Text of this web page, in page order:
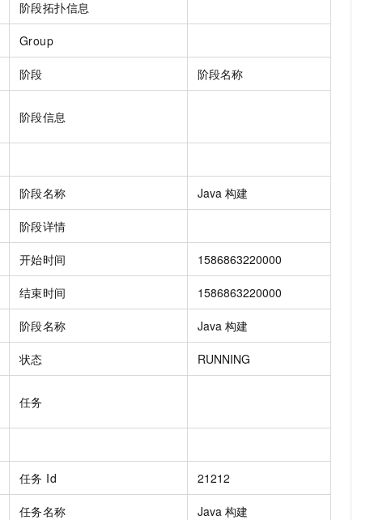
阶段拓扑信息
Group
阶段 阶段名称
阶段信息
阶段名称 Java 构建
阶段详情
开始时间 1586863220000
结束时间 1586863220000
阶段名称 Java 构建
状态 RUNNING
任务
任务 Id 21212
任务名称 Java 构建